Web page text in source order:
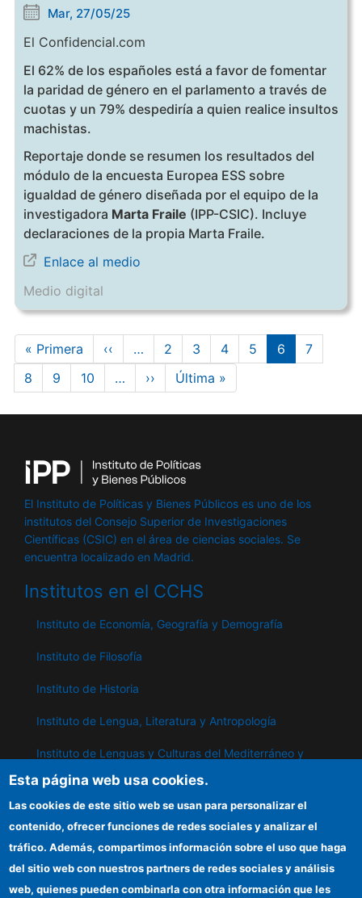
Mar, 27/05/25
El Confidencial.com
El 62% de los españoles está a favor de fomentar
la paridad de género en el parlamento a través de
cuotas y un 79% despediría a quien realice insultos
machistas.
Reportaje donde se resumen los resultados del
módulo de la encuesta Europea ESS sobre
igualdad de género diseñada por el equipo de la
investigadora Marta Fraile (IPP-CSIC). Incluye
declaraciones de la propia Marta Fraile.
Enlace al medio
Medio digital
Paginación
Primera
página
« Primera
Página
anterior
‹‹ … Page
2 Page
3 Page
4 Page
5
Página
actual
6 Page
7
Page
8 Page
9 Page
10 …
Siguiente
página
››
Última
página
Última »
El Instituto de Políticas y Bienes Públicos es uno de los
institutos del Consejo Superior de Investigaciones
Científicas (CSIC) en el área de ciencias sociales. Se
encuentra localizado en Madrid.
Institutos en el CCHS
Instituto de Economía, Geografía y Demografía
Instituto de Filosofía
Instituto de Historia
Instituto de Lengua, Literatura y Antropología
Instituto de Lenguas y Culturas del Mediterráneo y
Instituto de Políticas y Bienes Públicos
IPP
Sede electrónica CSIC
Esta página web usa cookies.
Las cookies de este sitio web se usan para personalizar el
contenido, ofrecer funciones de redes sociales y analizar el
tráfico. Además, compartimos información sobre el uso que haga
del sitio web con nuestros partners de redes sociales y análisis
web, quienes pueden combinarla con otra información que les